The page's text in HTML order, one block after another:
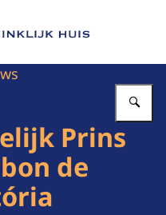
Het Koninklijk Huis
Prins
de